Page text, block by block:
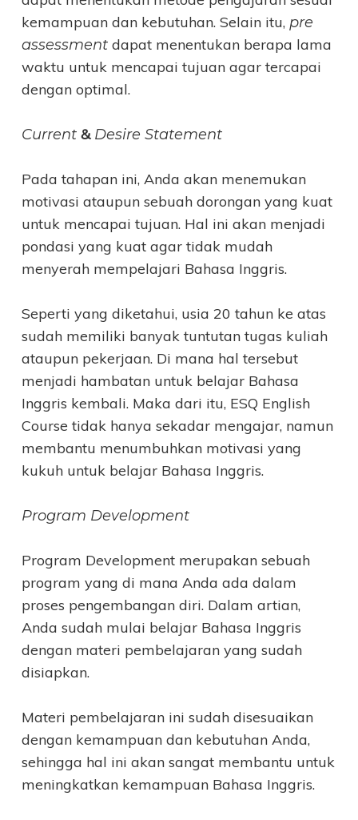
kemampuan dan kebutuhan. Selain itu, pre
assessmentdapat menentukan berapa lama
waktu untuk mencapai tujuan agar tercapai
dengan optimal.
Current & Desire Statement
Pada tahapan ini, Anda akan menemukan
motivasi ataupun sebuah dorongan yang kuat
untuk mencapai tujuan. Hal ini akan menjadi
pondasi yang kuat agar tidak mudah
menyerah mempelajari Bahasa Inggris.
Seperti yang diketahui, usia 20 tahun ke atas
sudah memiliki banyak tuntutan tugas kuliah
ataupun pekerjaan. Di mana hal tersebut
menjadi hambatan untuk belajar Bahasa
Inggris kembali. Maka dari itu, ESQ English
Course tidak hanya sekadar mengajar, namun
membantu menumbuhkan motivasi yang
kukuh untuk belajar Bahasa Inggris.
Program Development
Program Development merupakan sebuah
program yang di mana Anda ada dalam
proses pengembangan diri. Dalam artian,
Anda sudah mulai belajar Bahasa Inggris
dengan materi pembelajaran yang sudah
disiapkan.
Materi pembelajaran ini sudah disesuaikan
dengan kemampuan dan kebutuhan Anda,
sehingga hal ini akan sangat membantu untuk
meningkatkan kemampuan Bahasa Inggris.